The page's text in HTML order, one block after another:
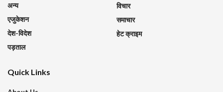
अन्य
एजुकेशन
देश-विदेश
पड़ताल
विचार
समाचार
हेट क्राइम
Quick Links